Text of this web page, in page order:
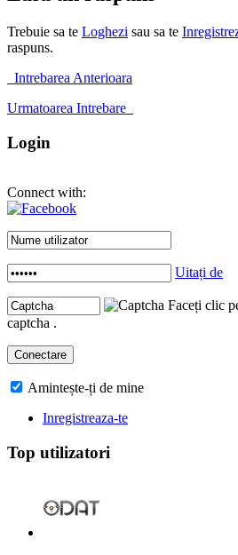
Trebuie sa te Loghezi sau sa te
raspuns.
Intrebarea Anterioara
Urmatoarea Intrebare
Login
Connect with:
Uitați de
Faceți clic
captcha .
Amintește-ți de mine
Inregistreaza-te
Top utilizatori